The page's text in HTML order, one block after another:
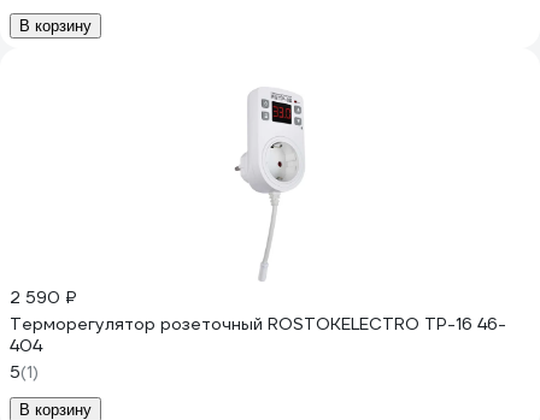
В корзину
2 590 ₽
Терморегулятор розеточный ROSTOKELECTRO ТР-16 46-
404
5(1)
В корзину